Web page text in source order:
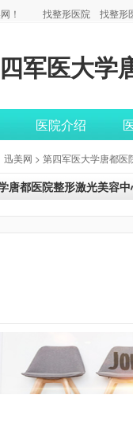
！ 找整形医院 找整形
军医大学
医院介绍
迅美网 > 第四军医大学唐都医
唐都医院整形激光美容